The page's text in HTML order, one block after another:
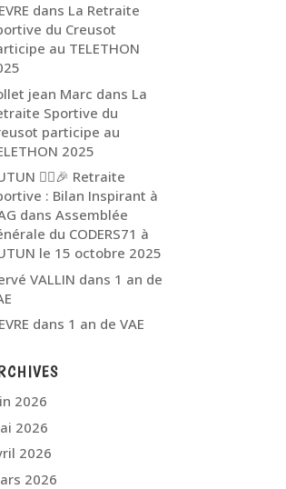
dans La Retraite
du Creusot
au TELETHON
jean Marc dans La
Sportive du
participe au
2025
🏃‍♂️🎉 Retraite
: Bilan Inspirant à
dansAssemblée
du CODERS71 à
le 15 octobre 2025
VALLIN dans 1 an de
dans 1 an de VAE
2026
2026
2026
2026